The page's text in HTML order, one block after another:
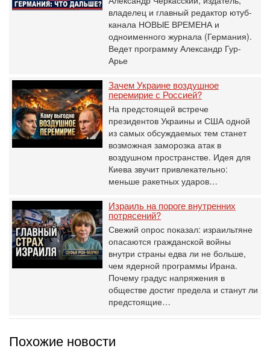
владелец и главный редактор ютуб-
канала НОВЫЕ ВРЕМЕНА и
одноименного журнала (Германия).
Ведет программу Александр Гур-
Арье
Зачем Украине воздушное
перемирие с Россией?
На предстоящей встрече
президентов Украины и США одной
из самых обсуждаемых тем станет
возможная заморозка атак в
воздушном пространстве. Идея для
Киева звучит привлекательно:
меньше ракетных ударов…
Израиль на пороге внутренних
потрясений?
Свежий опрос показал: израильтяне
опасаются гражданской войны
внутри страны едва ли не больше,
чем ядерной программы Ирана.
Почему градус напряжения в
обществе достиг предела и станут ли
предстоящие…
Похожие новости